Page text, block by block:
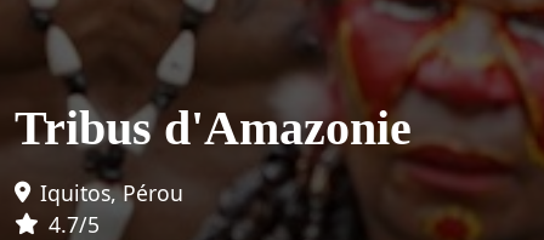
Tribus d'Amazonie
Iquitos, Pérou
4.7/5